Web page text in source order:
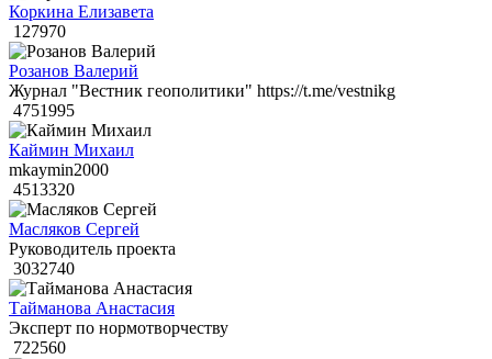
Коркина Елизавета
127970
Розанов Валерий
Журнал "Вестник геополитики" https://t.me/vestnikg
4751995
Каймин Михаил
mkaymin2000
4513320
Масляков Сергей
Руководитель проекта
3032740
Тайманова Анастасия
Эксперт по нормотворчеству
722560